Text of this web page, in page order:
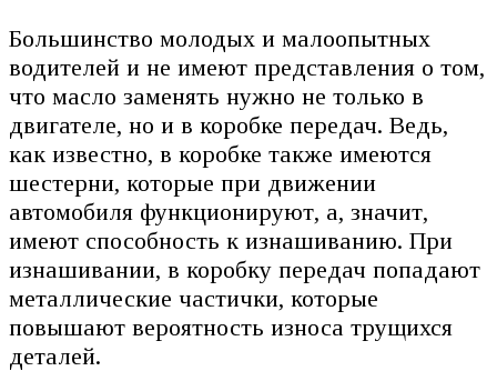
Большинство молодых и малоопытных
водителей и не имеют представления о том,
что масло заменять нужно не только в
двигателе, но и в коробке передач. Ведь,
как известно, в коробке также имеются
шестерни, которые при движении
автомобиля функционируют, а, значит,
имеют способность к изнашиванию. При
изнашивании, в коробку передач попадают
металлические частички, которые
повышают вероятность износа трущихся
деталей.